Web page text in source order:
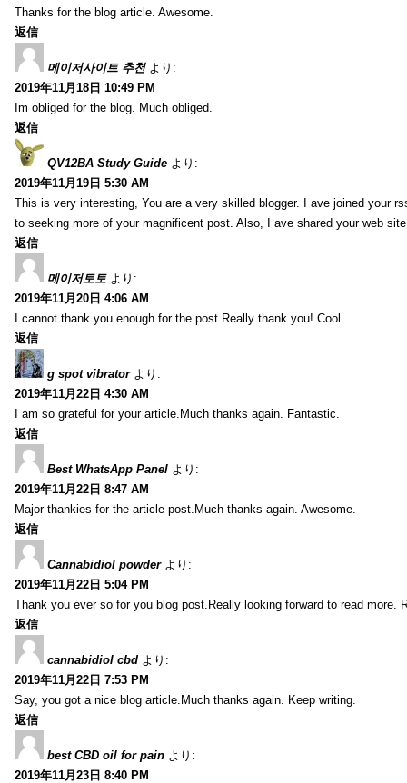
Thanks for the blog article. Awesome.
返信
메이저사이트 추천 より:
2019年11月18日 10:49 PM
Im obliged for the blog. Much obliged.
返信
QV12BA Study Guide より:
2019年11月19日 5:30 AM
This is very interesting, You are a very skilled blogger. I ave joined your
to seeking more of your magnificent post. Also, I ave shared your web
返信
메이저토토 より:
2019年11月20日 4:06 AM
I cannot thank you enough for the post.Really thank you! Cool.
返信
g spot vibrator より:
2019年11月22日 4:30 AM
I am so grateful for your article.Much thanks again. Fantastic.
返信
Best WhatsApp Panel より:
2019年11月22日 8:47 AM
Major thankies for the article post.Much thanks again. Awesome.
返信
Cannabidiol powder より:
2019年11月22日 5:04 PM
Thank you ever so for you blog post.Really looking forward to read more.
返信
cannabidiol cbd より:
2019年11月22日 7:53 PM
Say, you got a nice blog article.Much thanks again. Keep writing.
返信
best CBD oil for pain より:
2019年11月23日 8:40 PM